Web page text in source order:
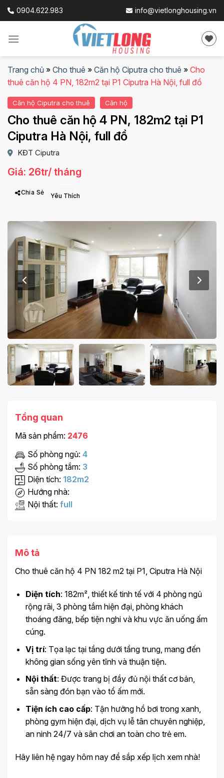
Skip
0904.622.983 info@vietlonghousing.vn
Trang chủ » Cho thuê » Căn hộ Ciputra cho thuê » Cho
thuê căn hộ 4 PN, 182m2 tại P1 Ciputra Hà Nội, full đồ
Căn hộ Ciputra cho thuê Căn hộ
Cho thuê căn hộ 4 PN, 182m2 tại P1
Ciputra Hà Nội, full đồ
KĐT Ciputra
Giá: 26tr/ tháng
Chia Sẻ
Tổng quan
Mã sản phẩm: 2476
Số phòng ngủ: 4
Số phòng tắm: 3
Diện tích: 182m2
Hướng nhà:
Nội thất: full
Mô tả
Cho thuê căn hộ 4 PN 182 m2 tại P1, Ciputra Hà Nội
Diện tích: 182m², thiết kế tinh tế với 4 phòng ngủ
rộng rãi, 3 phòng tắm hiện đại, phòng khách
thoáng đãng, bếp tiện nghi và khu vực ăn uống ấm
cúng.
Vị trí: Tọa lạc tại tầng dưới tầng trung, mang đến
không gian sống yên tĩnh và thuận tiện.
Nội thất: Được trang bị đầy đủ nội thất cơ bản,
sẵn sàng đón bạn vào tổ ấm mới.
Tiện ích cao cấp: Tận hưởng hồ bơi trong xanh,
phòng gym hiện đại, dịch vụ lễ tân chuyên nghiệp,
an ninh 24/7 và sân chơi an toàn cho trẻ em.
Hãy liên hệ ngay hôm nay để sắp xếp lịch xem nhà!